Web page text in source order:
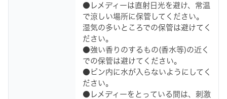
●レメディーは直射日光を避け、常温
で涼しい場所に保管してください。
湿気の多いところでの保管は避けてく
ださい。
●強い香りのするもの(香水等)の近く
での保管は避けてください。
●ビン内に水が入らないようにしてく
ださい。
●レメディーをとっている間は、刺激